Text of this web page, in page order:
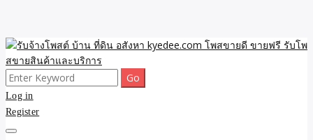
Skip
to
content
รับจ้างโพสต์ บ้าน ที่ดิน
อสังหา kyedee.com โพส
ขายดี โพสประกาศขายสินค้าฟรี บ้าน ที่ดิน อสังหา รับโพสต์ประกาศขาย
ของ รับรองผล ดีที่สุดถูกที่สุด ติดหน้าแรกกูเกืล
Search
for:
Log in
Register